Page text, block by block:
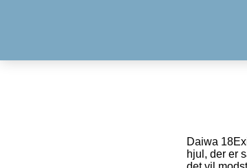
Daiwa
hjul, der er